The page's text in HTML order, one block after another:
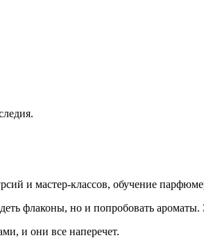
и мастер-классов, обучение
флаконы, но и попробовать ароматы.
и они все наперечет.